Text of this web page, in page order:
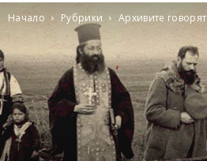
Начало Рубрики Архивите говорят